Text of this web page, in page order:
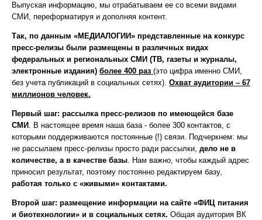
Выпуская информацию, мы отрабатываем ее со всеми видами
СМИ, переформатируя и дополняя контент.
Так, по данным «МЕДИАЛОГИИ» представленные на конкурс
пресс-релизы были размещены в различных видах
федеральных и региональных СМИ (ТВ, газеты и журналы,
электронные издания) более 400 раз (это цифра именно СМИ,
без учета публикаций в социальных сетях). Охват аудитории – 67
миллионов человек.
Первый шаг: рассылка пресс-релизов по имеющейся базе
СМИ . В настоящее время наша база - более 300 контактов, с
которыми поддерживаются постоянные (!) связи. Подчеркнем: мы
не рассылаем пресс-релизы просто ради рассылки, дело не в
количестве, а в качестве базы. Нам важно, чтобы каждый адрес
приносил результат, поэтому постоянно редактируем базу,
работая только с «живыми» контактами.
Второй шаг: размещение информации на сайте «ФИЦ питания
и биотехнологии» и в социальных сетях. Общая аудитория ВК